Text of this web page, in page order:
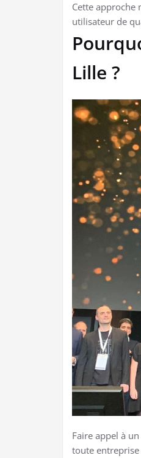
Cette approche
utilisateur de
Lille ?
Faire appel à
toute